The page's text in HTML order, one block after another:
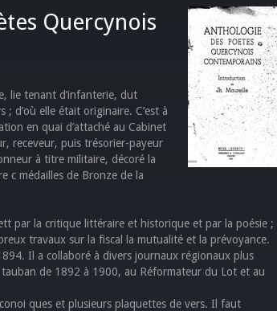
Quercynois
lie tenant d’infanterie, dut
d’où elle était originaire. C’est à
en quai d’attaché au Cabinet
receveur, puis trésorier-payeur
à titre militaire, décoré la
c médailles de Bronze de la
par la critique littéraire et historique et par la poésie ;
travaux sur la fiscal la mutualité et la prévoyance.
Il a collaboré à divers journaux régionaux plus
de 1892 à 1900, au Réformateur du Lot et au
ques et plusieurs plaquettes de vers. Il faut